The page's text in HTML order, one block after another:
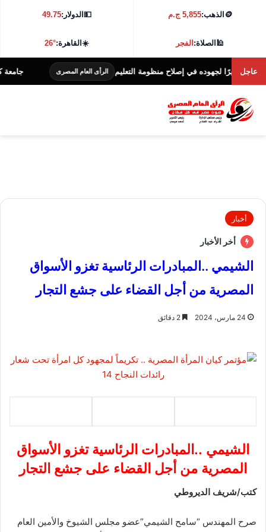
🪙 الذهب:5,855 ج.م 💵الدولار:49.75
🕌الصلاة:الفجر ☀️القاهرة:26°
عاجل
لجهوده في إصلاح منظومة التعليم الرأى العام المصرى جامعة كفر الشيخ تطلق
أخبار
أخر الأخبار
الشيمي ..المبادرات الرئاسية تغزو الأسواق
المصرية من أجل القضاء على جشع التجار
24 مارس، 2024
الشيمي ..المبادرات الرئاسية تغزو الأسواق
المصرية من أجل القضاء على جشع التجار
كتب/شريف الديروطي
صرح المهندس “سامح الشيمي”عضو مجلس الشيوخ والأمين العام